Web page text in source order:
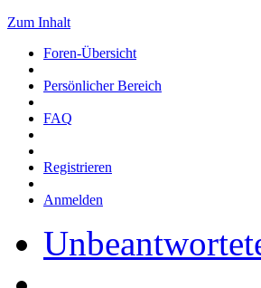
Zum Inhalt
Foren-Übersicht
Persönlicher Bereich
FAQ
Registrieren
Anmelden